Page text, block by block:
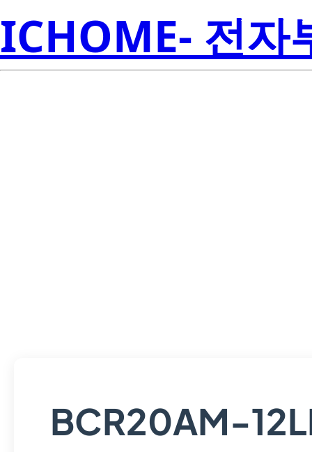
ICHOME- 전자
BCR20AM-